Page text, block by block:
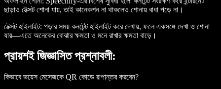
ছাড়াও টেক্সট শোনা যায়, তাই কানেকশন না থাকলেও শোনায় বাধা পড়ে না।
টেক্সট হাইলাইট: পড়ার সময় কনটেন্ট হাইলাইট করে দেখায়, ফলে একসঙ্গে দেখা ও শোনা
যায়—এতে অনেকের বোঝার ক্ষমতা ও মনে রাখার ক্ষমতা বাড়ে।
প্রায়শই জিজ্ঞাসিত প্রশ্নাবলী:
কিভাবে ভয়েস মেসেজকে QR কোডে রূপান্তর করবেন?